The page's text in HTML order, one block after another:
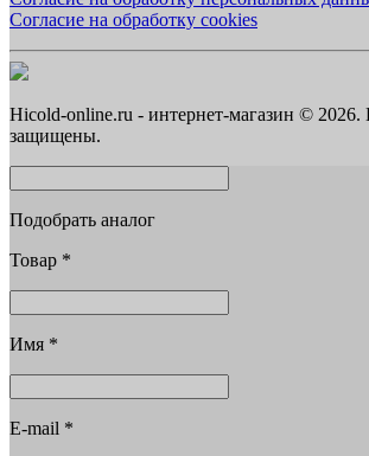
Согласие на обработку cookies
Hicold-online.ru - интернет-магазин © 2026.
защищены.
Подобрать аналог
Товар *
Имя *
E-mail *